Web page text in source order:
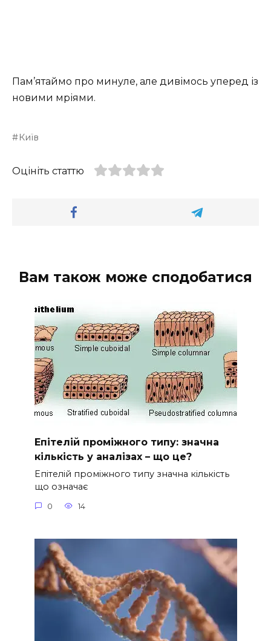
Пам’ятаймо про минуле, але дивімось уперед із
новими мріями.
Київ
Оцініть статтю
Вам також може сподобатися
Епітелій проміжного типу: значна
кількість у аналізах – що це?
Епітелій проміжного типу значна кількість
що означає
0 14